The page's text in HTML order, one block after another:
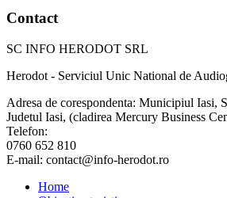
Contact
SC INFO HERODOT SRL
Herodot - Serviciul Unic National de
Adresa de corespondenta: Municipiul Iasi,
Judetul Iasi, (cladirea Mercury Business
Telefon:
0760 652 810
E-mail: contact@info-herodot.ro
Home